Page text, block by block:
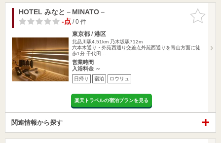
お気に入
りに追加
HOTEL みなと－MINATO－
-点/ 0 件
東京都 / 港区
北品川駅4.51km 乃木坂駅712m
六本木通り・外苑西通り交差点外苑西通りを青山方面に徒
歩1分 千代田…
営業時間
入浴料金 ～
日帰り 宿泊 ロウリュ
楽天トラベルの宿泊プランを見る
関連情報から探す